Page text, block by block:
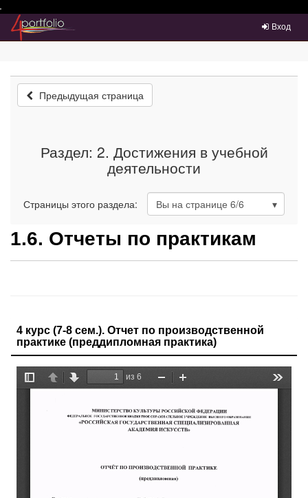
Преейти на главное меню
Вход
Предыдущая страница
Раздел: 2. Достижения в учебной
деятельности
Страницы этого раздела: Вы на странице 6/6
1.6. Отчеты по практикам
4 курс (7-8 сем.). Отчет по производственной
практике (преддипломная практика)